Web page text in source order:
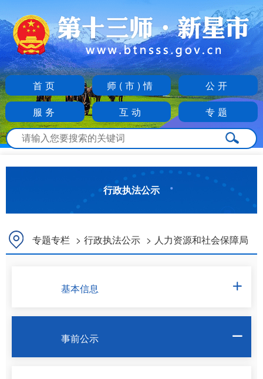
首页 师(市)情
公开
服务
互动 专题
行政执法公示
专题专栏 > 行政执法公示 > 人力资源和社会保障局
基本信息 
事前公示 